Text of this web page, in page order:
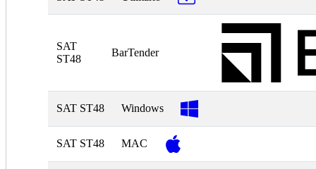
SAT
ST48
BarTender
SAT ST48 Windows
SAT ST48 MAC